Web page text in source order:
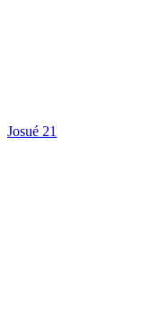
Josué 21